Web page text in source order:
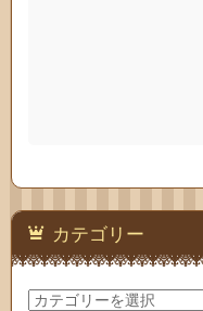
カテゴリー
カ